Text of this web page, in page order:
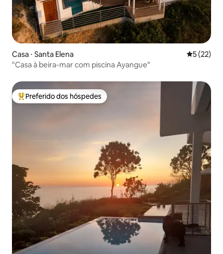
Casa ⋅ Santa Elena 5 de uma
5 (22)
"Casa à beira-mar com piscina Ayangue"
Entre os melhores preferidos dos hóspedes
Preferido dos hóspedes